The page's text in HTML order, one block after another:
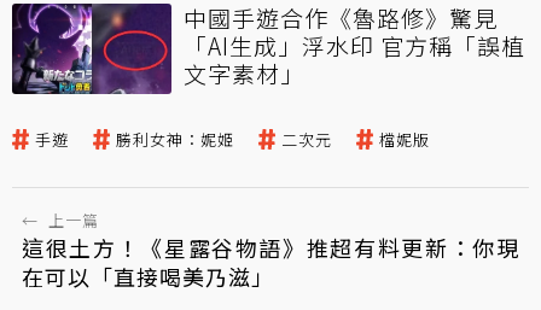
中國手遊合作《魯路修》驚見
「AI生成」浮水印 官方稱「誤植
文字素材」
手遊 勝利女神：妮姬 二次元 檔妮版
← 上一篇
這很土方！《星露谷物語》推超有料更新：你現
在可以「直接喝美乃滋」